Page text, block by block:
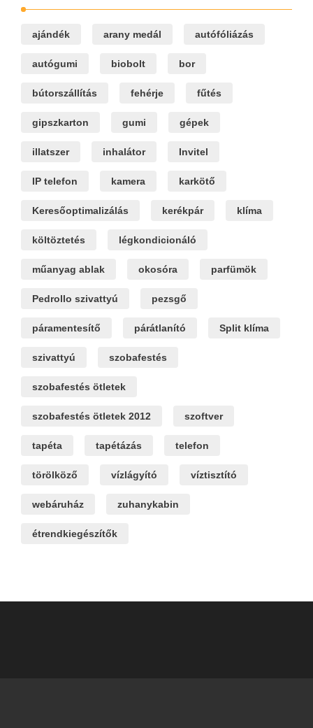
ajándék arany medál autófóliázás
autógumi biobolt bor
bútorszállítás fehérje fűtés
gipszkarton gumi gépek
illatszer inhalátor Invitel
IP telefon kamera karkötő
Keresőoptimalizálás kerékpár klíma
költöztetés légkondicionáló
műanyag ablak okosóra parfümök
Pedrollo szivattyú pezsgő
páramentesítő párátlanító Split klíma
szivattyú szobafestés
szobafestés ötletek
szobafestés ötletek 2012 szoftver
tapéta tapétázás telefon
törölköző vízlágyító víztisztító
webáruház zuhanykabin
étrendkiegészítők